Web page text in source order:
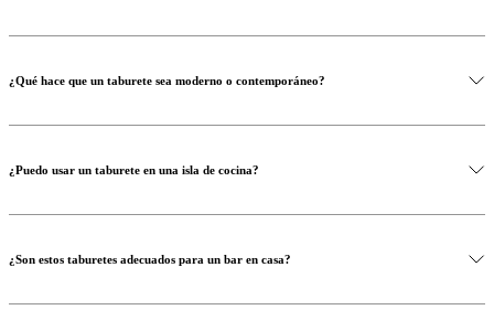
¿Qué hace que un taburete sea moderno o contemporáneo?
¿Puedo usar un taburete en una isla de cocina?
¿Son estos taburetes adecuados para un bar en casa?